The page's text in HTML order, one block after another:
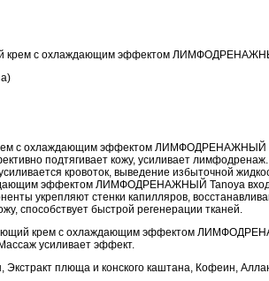
крем с охлаждающим эффектом
с охлаждающим эффектом ЛИМФОДРЕНАЖНЫЙ
подтягивает кожу, усиливает
кровоток, выведение избыточной
эффектом ЛИМФОДРЕНАЖНЫЙ Tanoya
укрепляют стенки капилляров,
способствует быстрой регенерации тканей.
крем с охлаждающим эффектом
усиливает эффект.
Экстракт плюща и конского каштана, Кофеин,